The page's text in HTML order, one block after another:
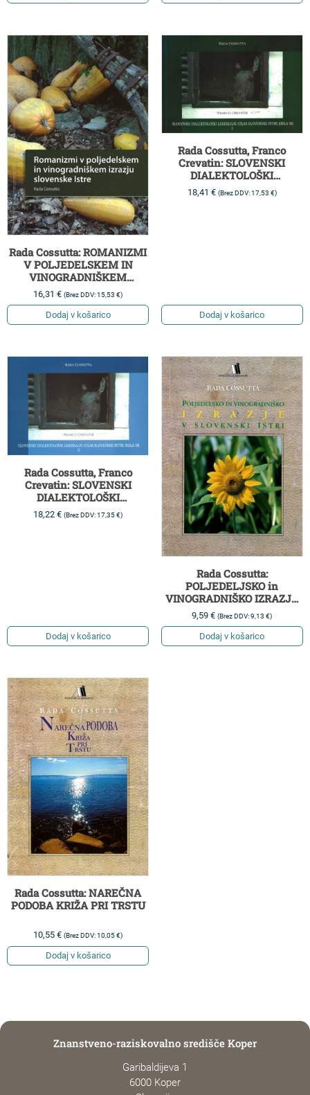
Rada Cossutta: ROMANIZMI
V POLJEDELSKEM IN
VINOGRADNIŠKEM
IZRAZJU SLOVENSKE
ISTRE
16,31€ (Brez DDV:15,53€)
Dodaj v košarico
Rada Cossutta, Franco
Crevatin: SLOVENSKI
DIALEKTOLOŠKI
LEKSIKALNI ATLAS
SLOVENSKE ISTRE (SDLA-
18,41 € (Brez DDV:17,53 €)
Dodaj v košarico
Rada Cossutta, Franco
Crevatin: SLOVENSKI
DIALEKTOLOŠKI
LEKSIKALNI ATLAS
SLOVENSKE ISTRE (SDLA-
18,22€ (Brez DDV:17,35€)
Dodaj v košarico
Rada Cossutta:
POLJEDELJSKO in
VINOGRADNIŠKO IZRAZJE
V SLOVENSKI ISTRI
9,59€ (Brez DDV:9,13€)
Dodaj v košarico
Rada Cossutta: NAREČNA
PODOBA KRIŽA PRI TRSTU
10,55€ (Brez DDV:10,05€)
Dodaj v košarico
Znanstveno-raziskovalno središče Koper
Garibaldijeva 1
6000 Koper